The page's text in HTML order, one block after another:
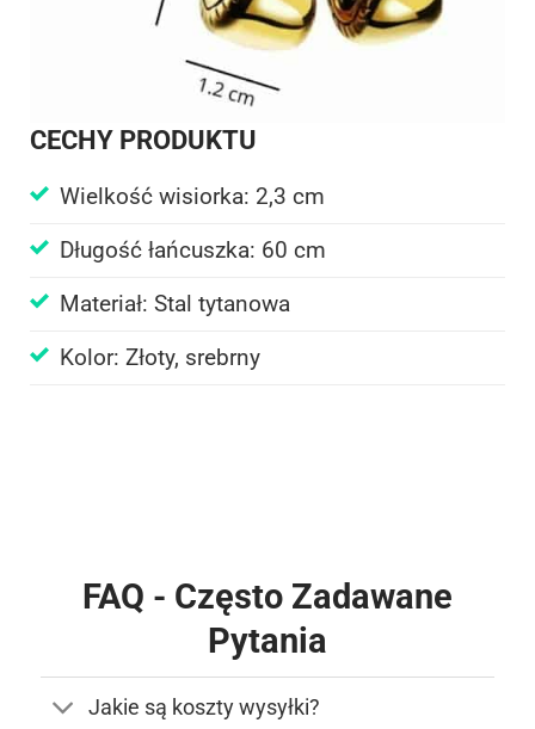
CECHY PRODUKTU
Wielkość wisiorka: 2,3 cm
Długość łańcuszka: 60 cm
Materiał: Stal tytanowa
Kolor: Złoty, srebrny
FAQ - Często Zadawane
Pytania
Jakie są koszty wysyłki?